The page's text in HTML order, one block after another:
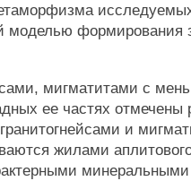
моделью формирования
мигматитами с
ее частях отмечены
и
жилами